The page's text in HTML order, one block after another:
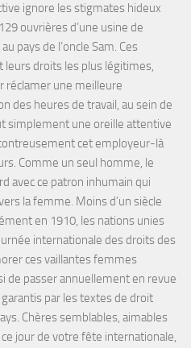
ignore les stigmates hideux
ouvrières d’une usine de
pays de l’oncle Sam. Ces
droits les plus légitimes,
réclamer une meilleure
des heures de travail, au sein de
simplement une oreille attentive
cet employeur-là
Comme un seul homme, le
avec ce patron inhumain qui
la femme. Moins d’un siècle
en 1910, les nations unies
internationale des droits des
ces vaillantes femmes
de passer annuellement en revue
par les textes de droit
Chères semblables, aimables
jour de votre fête internationale,